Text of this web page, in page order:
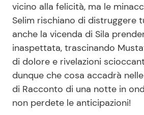
Pubblicità
Privacy Policy
vicino alla felicità, ma le
Selim rischiano di distruggere
anche la vicenda di Sila
inaspettata, trascinando
di dolore e rivelazioni
dunque che cosa accadrà
di Racconto di una notte in
non perdete le anticipazioni!